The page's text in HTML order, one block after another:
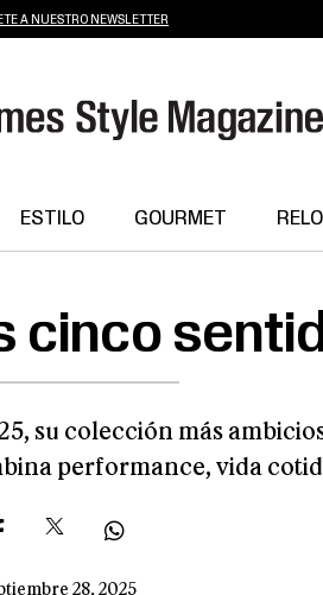
A NUESTRO NEWSLETTER
ESTILO GOURMET
cinco
su colección más
performance, vida
28, 2025